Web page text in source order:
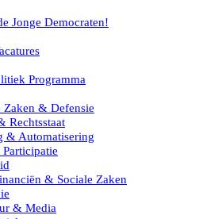
Jonge Democraten!
Programma
Zaken & Defensie
Rechtsstaat
& Automatisering
& Sociale Zaken
& Media